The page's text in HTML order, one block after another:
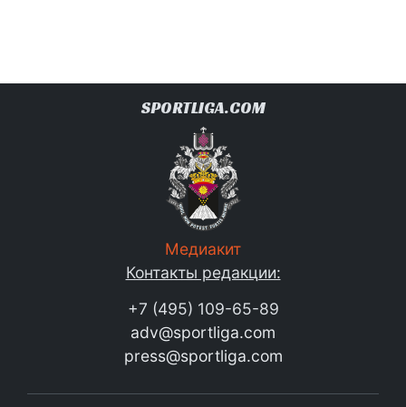
SPORTLIGA.COM
Медиакит
Контакты редакции:
+7 (495) 109-65-89
adv@sportliga.com
press@sportliga.com